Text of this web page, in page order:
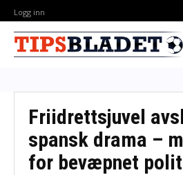
Logg inn
Friidrettsjuvel
spansk drama –
for bevæpnet